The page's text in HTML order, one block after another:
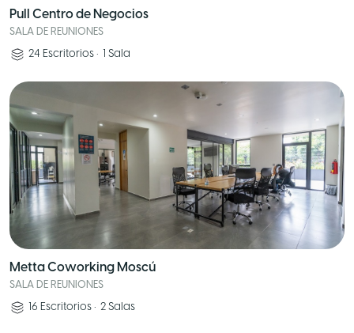
Pull Centro de Negocios
SALA DE REUNIONES
24 Escritorios • 1 Sala
Metta Coworking Moscú
SALA DE REUNIONES
16 Escritorios • 2 Salas